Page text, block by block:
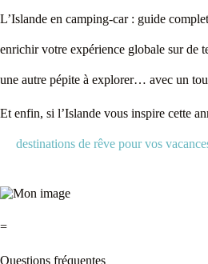
L’Islande en camping-car : guide
enrichir votre expérience globale sur de
une autre pépite à explorer… avec un
Et enfin, si l’Islande vous inspire cette
destinations de rêve pour vos
=
Questions fréquentes